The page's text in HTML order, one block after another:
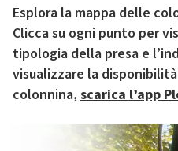
Esplora la mappa delle
Clicca su ogni punto per
tipologia della presa e
visualizzare la
colonnina, scarica l’app